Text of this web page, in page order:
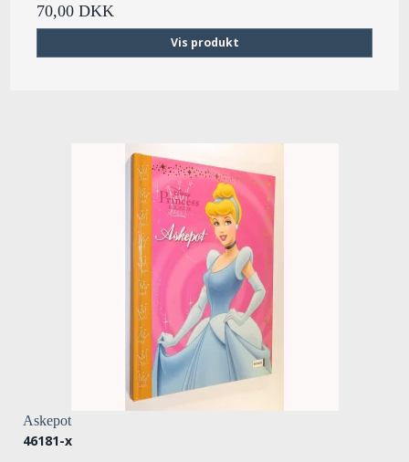
70,00 DKK
Vis produkt
Askepot
46181-x